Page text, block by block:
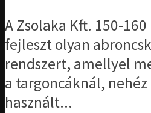
A Zsolaka Kft. 150-
fejleszt olyan
rendszert, amellyel
a targoncáknál,
használt...